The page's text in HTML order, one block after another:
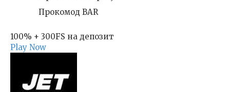
Прокомод BAR
100% + 300FS на депозит
Play Now